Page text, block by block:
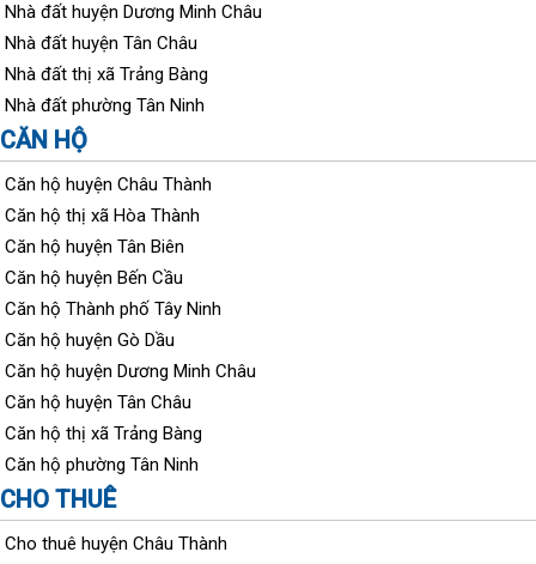
Nhà đất huyện Dương Minh Châu
Nhà đất huyện Tân Châu
Nhà đất thị xã Trảng Bàng
Nhà đất phường Tân Ninh
CĂN HỘ
Căn hộ huyện Châu Thành
Căn hộ thị xã Hòa Thành
Căn hộ huyện Tân Biên
Căn hộ huyện Bến Cầu
Căn hộ Thành phố Tây Ninh
Căn hộ huyện Gò Dầu
Căn hộ huyện Dương Minh Châu
Căn hộ huyện Tân Châu
Căn hộ thị xã Trảng Bàng
Căn hộ phường Tân Ninh
CHO THUÊ
Cho thuê huyện Châu Thành